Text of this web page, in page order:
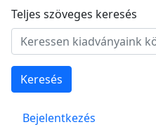
Ugrás a tartalomra
Teljes szöveges keresés
Keresés
Felhasználói fiók
Bejelentkezés